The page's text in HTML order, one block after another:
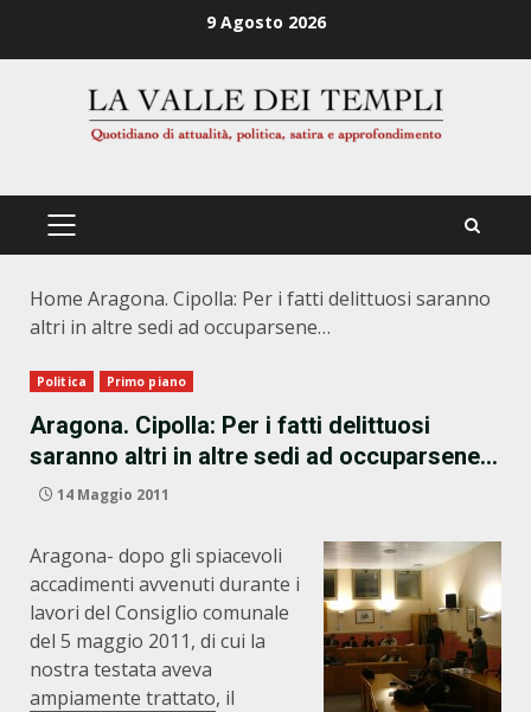
9 Agosto 2026
PRIMÄRES
Home Aragona. Cipolla: Per i fatti delittuosi saranno
altri in altre sedi ad occuparsene…
Politica Primo piano
Aragona. Cipolla: Per i fatti delittuosi
saranno altri in altre sedi ad occuparsene…
14 Maggio 2011
Aragona- dopo gli spiacevoli
accadimenti avvenuti durante i
lavori del Consiglio comunale
del 5 maggio 2011, di cui la
nostra testata aveva
ampiamente trattato, il